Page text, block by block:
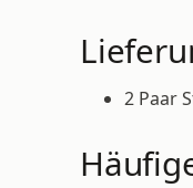
2 Paar